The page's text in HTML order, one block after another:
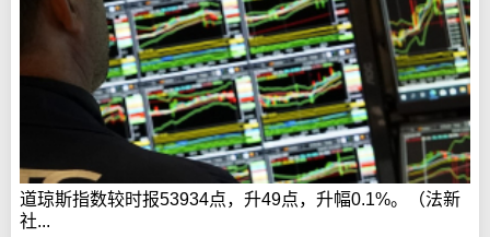
道琼斯指数较时报53934点，升49点，升幅0.1%。（法新
社...